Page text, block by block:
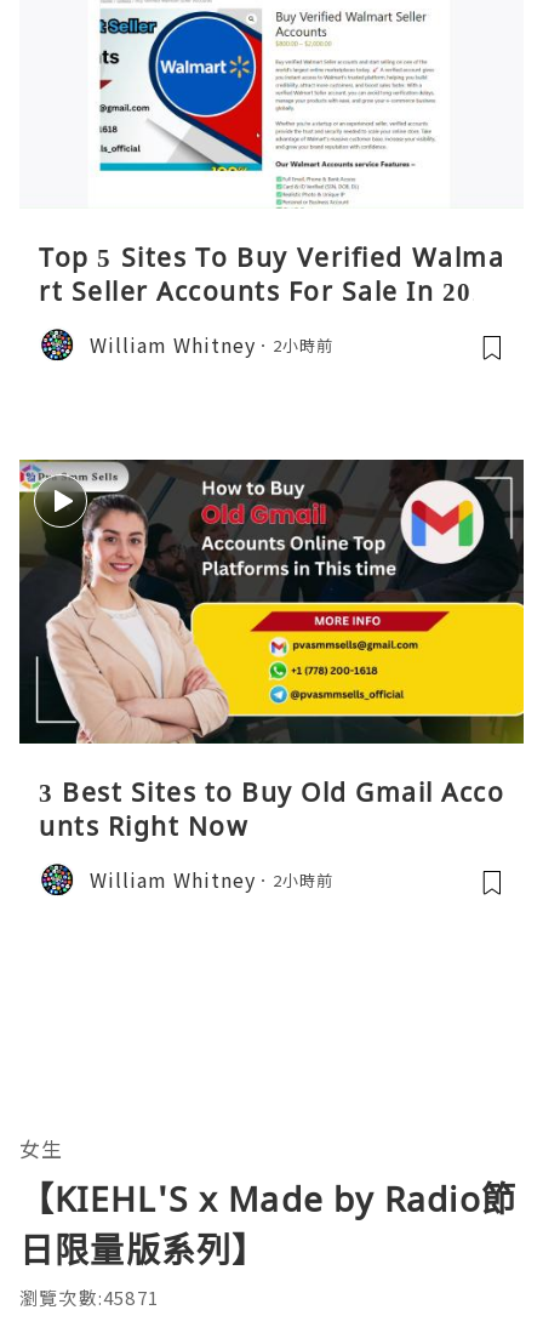
Top 5 Sites To Buy Verified Walma
rt Seller Accounts For Sale In 2026
William Whitney 2小時前
3 Best Sites to Buy Old Gmail Acco
unts Right Now
William Whitney 2小時前
女生
【KIEHL'S x Made by Radio節
日限量版系列】
瀏覽次數:45871